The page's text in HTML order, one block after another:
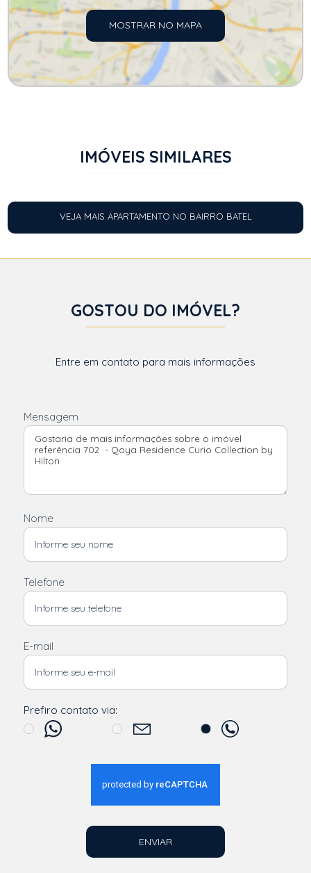
MOSTRAR NO MAPA
IMÓVEIS SIMILARES
VEJA MAIS APARTAMENTO NO BAIRRO BATEL
GOSTOU DO IMÓVEL?
Entre em contato para mais informações
Mensagem
Nome
Telefone
E-mail
Prefiro contato via:
ENVIAR